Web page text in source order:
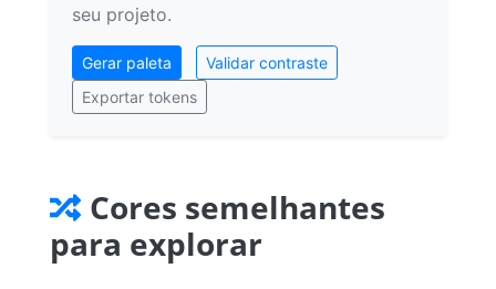
seu projeto.
Gerar paleta
Validar contraste
Exportar tokens
Cores semelhantes
para explorar